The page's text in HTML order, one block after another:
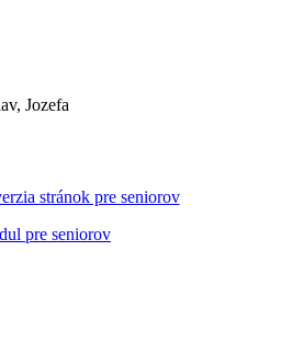
Jozefa
stránok pre seniorov